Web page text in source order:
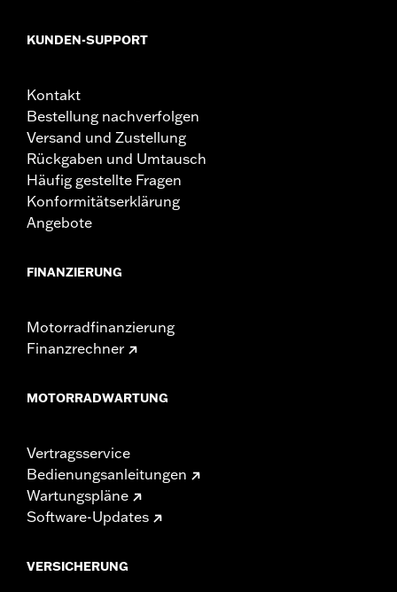
KUNDEN-SUPPORT
Kontakt
Bestellung nachverfolgen
Versand und Zustellung
Rückgaben und Umtausch
Häufig gestellte Fragen
Konformitätserklärung
Angebote
FINANZIERUNG
Motorradfinanzierung
Finanzrechner
MOTORRADWARTUNG
Vertragsservice
Bedienungsanleitungen
Wartungspläne
Software-Updates
VERSICHERUNG